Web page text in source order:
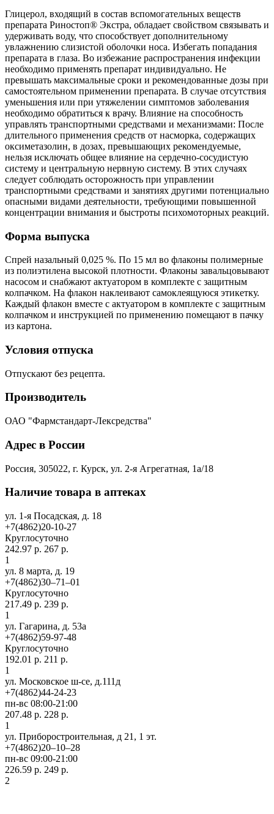
Глицерол, входящий в состав вспомогательных веществ
препарата Риностоп® Экстра, обладает свойством связывать и
удерживать воду, что способствует дополнительному
увлажнению слизистой оболочки носа. Избегать попадания
препарата в глаза. Во избежание распространения инфекции
необходимо применять препарат индивидуально. Не
превышать максимальные сроки и рекомендованные дозы при
самостоятельном применении препарата. В случае отсутствия
уменьшения или при утяжелении симптомов заболевания
необходимо обратиться к врачу. Влияние на способность
управлять транспортными средствами и механизмами: После
длительного применения средств от насморка, содержащих
оксиметазолин, в дозах, превышающих рекомендуемые,
нельзя исключать общее влияние на сердечно-сосудистую
систему и центральную нервную систему. В этих случаях
следует соблюдать осторожность при управлении
транспортными средствами и занятиях другими потенциально
опасными видами деятельности, требующими повышенной
концентрации внимания и быстроты психомоторных реакций.
Форма выпуска
Спрей назальный 0,025 %. По 15 мл во флаконы полимерные
из полиэтилена высокой плотности. Флаконы завальцовывают
насосом и снабжают актуатором в комплекте с защитным
колпачком. На флакон наклеивают самоклеящуюся этикетку.
Каждый флакон вместе с актуатором в комплекте с защитным
колпачком и инструкцией по применению помещают в пачку
из картона.
Условия отпуска
Отпускают без рецепта.
Производитель
ОАО "Фармстандарт-Лексредства"
Адрес в России
Россия, 305022, г. Курск, ул. 2-я Агрегатная, 1а/18
Наличие товара в аптеках
ул. 1-я Посадская, д. 18
+7(4862)20-10-27
Круглосуточно
242.97 р. 267 р.
1
ул. 8 марта, д. 19
+7(4862)30‒71‒01
Круглосуточно
217.49 р. 239 р.
1
ул. Гагарина, д. 53а
+7(4862)59-97-48
Круглосуточно
192.01 р. 211 р.
1
ул. Московское ш-се, д.111д
+7(4862)44-24-23
пн-вс 08:00-21:00
207.48 р. 228 р.
1
ул. Приборостроительная, д 21, 1 эт.
+7(4862)20‒10‒28
пн-вс 09:00-21:00
226.59 р. 249 р.
2